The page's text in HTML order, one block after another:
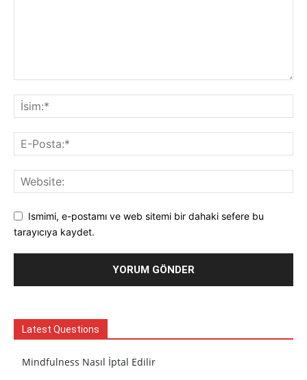
Ismimi, e-postamı ve web sitemi bir dahaki sefere bu
tarayıcıya kaydet.
Latest Questions
Mindfulness Nasıl İptal Edilir